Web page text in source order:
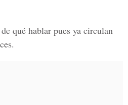
qué hablar pues ya circulan